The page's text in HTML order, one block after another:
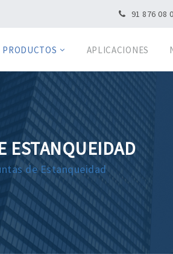
91 876 08
PRODUCTOS APLICACIONES
ESTANQUEIDAD
de Estanqueidad